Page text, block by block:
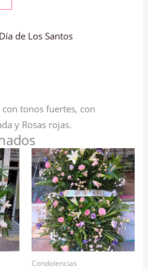
Día de Los Santos
tonos fuertes, con
y Rosas rojas.
Condolencias